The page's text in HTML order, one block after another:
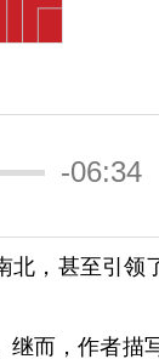
-06:34
北，甚至引领
继而，作者描